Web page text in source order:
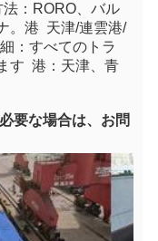
法：RORO、バル
。港  天津/連雲港/
細：すべてのトラ
す  港：天津、青
要な場合は、お問